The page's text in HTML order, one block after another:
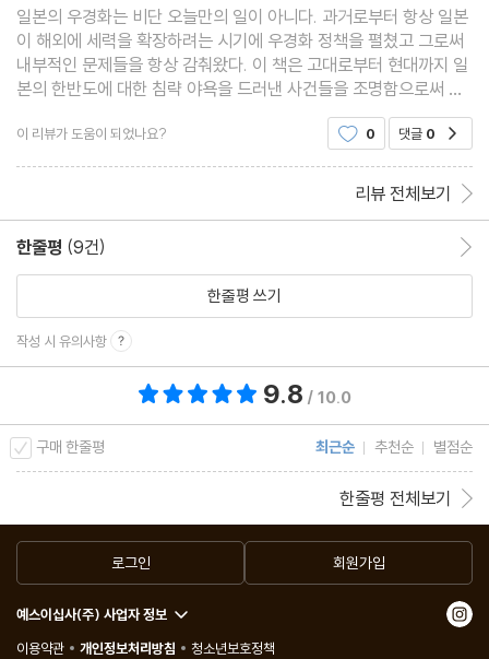
일본의 우경화는 비단 오늘만의 일이 아니다. 과거로부터 항상 일본
이 해외에 세력을 확장하려는 시기에 우경화 정책을 펼쳤고 그로써
내부적인 문제들을 항상 감춰왔다. 이 책은 고대로부터 현대까지 일
본의 한반도에 대한 침략 야욕을 드러낸 사건들을 조명함으로써 강
한 경고를 하고 있다. 특히 메이지 유신 이후에 정한론을 중점적으로
조명함으로써 당시 일본의 상황과 조선이 식민
이 리뷰가 도움이 되었나요? 0 댓글 0
리뷰 전체보기
한줄평 (9건)
한줄평 쓰기
작성 시 유의사항
9.8 / 10.0
구매 한줄평 최근순 추천순 별점순
한줄평 전체보기
로그인 회원가입
예스이십사(주) 사업자 정보
이용약관
개인정보처리방침 청소년보호정책